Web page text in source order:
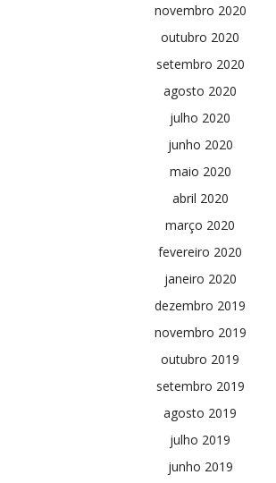
novembro 2020
outubro 2020
setembro 2020
agosto 2020
julho 2020
junho 2020
maio 2020
abril 2020
março 2020
fevereiro 2020
janeiro 2020
dezembro 2019
novembro 2019
outubro 2019
setembro 2019
agosto 2019
julho 2019
junho 2019